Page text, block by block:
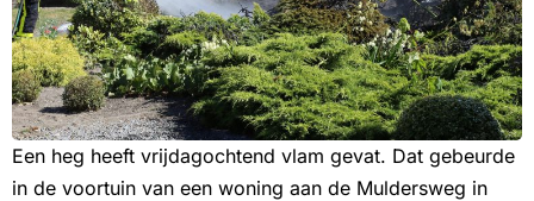
Een heg heeft vrijdagochtend vlam gevat. Dat gebeurde
in de voortuin van een woning aan de Muldersweg in